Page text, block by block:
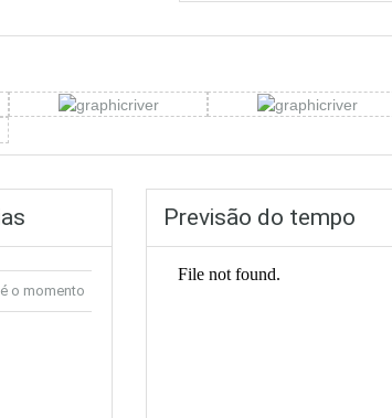
o momento
Previsão do tempo